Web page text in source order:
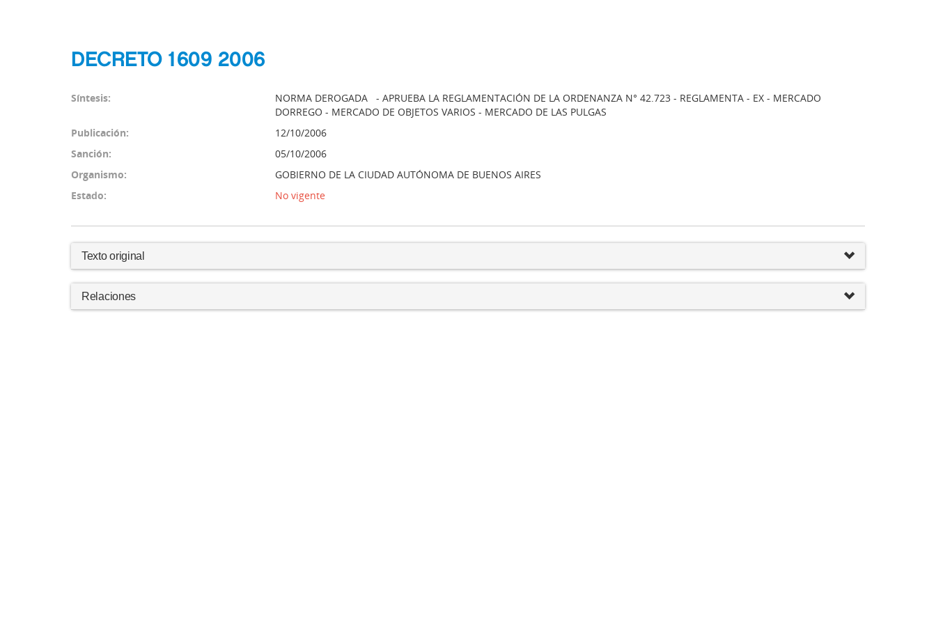
DECRETO 1609 2006
Síntesis:
NORMA DEROGADA - APRUEBA LA REGLAMENTACIÓN DE LA ORDENANZA N° 42.723 - REGLAMENTA - EX - MERCADO
DORREGO - MERCADO DE OBJETOS VARIOS - MERCADO DE LAS PULGAS
Publicación:
12/10/2006
Sanción:
05/10/2006
Organismo:
GOBIERNO DE LA CIUDAD AUTÓNOMA DE BUENOS AIRES
Estado:
No vigente
Texto original
Relaciones